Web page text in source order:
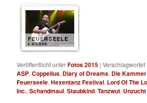
FEUERSEELE
8 BILDER
Veröffentlicht unterFotos 2015 |Verschlagwortet
ASP,Coppelius, Diary of Dreams, Die Kammer
Feuerseele,Hexentanz Festival, Lord Of The
Inc.,Schandmaul,Staubkind,Tanzwut, Unzucht